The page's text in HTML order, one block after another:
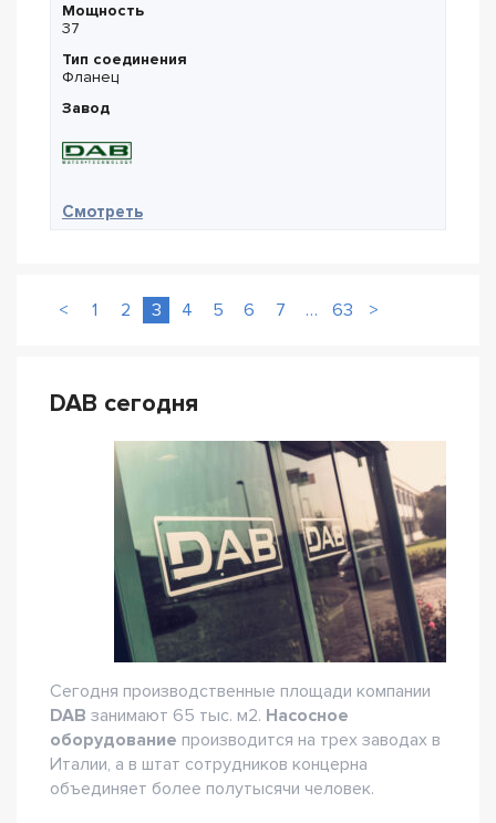
Мощность
37
Тип соединения
Фланец
Завод
Смотреть— DAB KDN 125-330 / 328
< 1 2 3 4 5 6 7 … 63 >
DAB сегодня
Сегодня производственные площади компании
DAB занимают 65 тыс. м2. Насосное
оборудование производится на трех заводах в
Италии, а в штат сотрудников концерна
объединяет более полутысячи человек.